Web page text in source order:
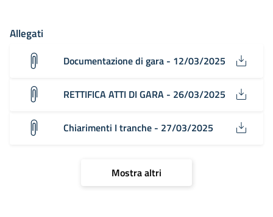
Allegati
Documentazione di gara - 12/03/2025
RETTIFICA ATTI DI GARA - 26/03/2025
Chiarimenti I tranche - 27/03/2025
Mostra altri